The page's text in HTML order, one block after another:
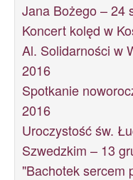
Jana Bożego – 24
Koncert kolęd w
Al. Solidarności w
2016
Spotkanie
2016
Uroczystość św.
Szwedzkim – 13
"Bachotek sercem